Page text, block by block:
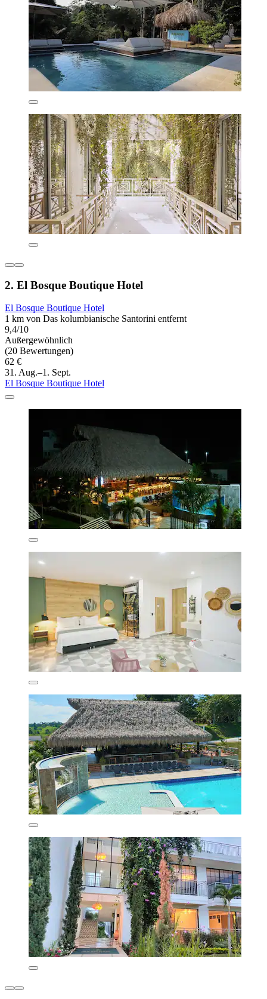
2. El Bosque Boutique Hotel
El Bosque Boutique Hotel
1 km von Das kolumbianische Santorini entfernt
9,4/10
Außergewöhnlich
(20 Bewertungen)
62 €
31. Aug.–1. Sept.
El Bosque Boutique Hotel